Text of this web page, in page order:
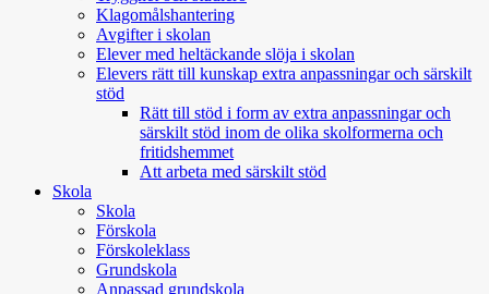
Klagomålshantering
Avgifter i skolan
Elever med heltäckande slöja i skolan
Elevers rätt till kunskap extra anpassningar och särskilt
stöd
Rätt till stöd i form av extra anpassningar och
särskilt stöd inom de olika skolformerna och
fritidshemmet
Att arbeta med särskilt stöd
Skola
Skola
Förskola
Förskoleklass
Grundskola
Anpassad grundskola